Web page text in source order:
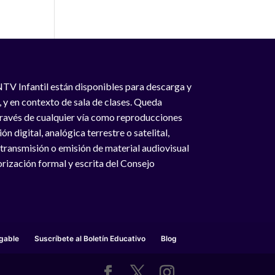
Infantil están disponibles para descarga y
en contexto de sala de clases. Queda
de cualquier vía como reproducciones
digital, analógica terrestre o satelital,
o emisión de material audiovisual
formal y escrita del Consejo
Suscríbete al Boletín Educativo Blog